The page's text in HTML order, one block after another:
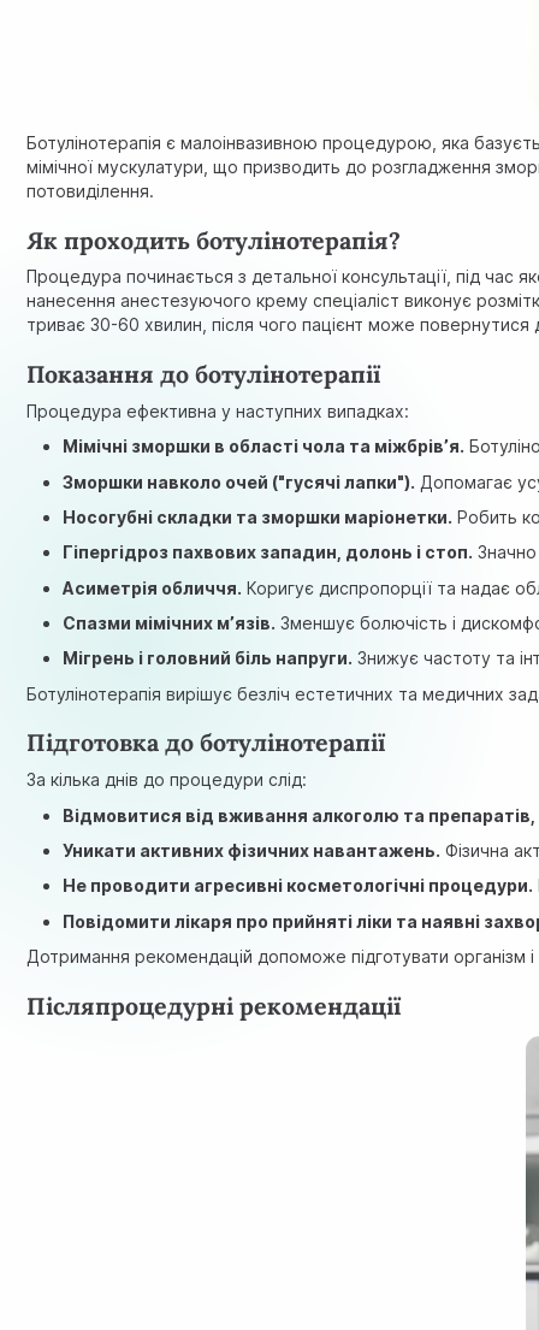
Ботулінотерапія є малоінвазивною процедурою, яка
мімічної мускулатури, що призводить до розгладження
потовиділення.
Як проходить ботулінотерапія?
Процедура починається з детальної консультації, під час
нанесення анестезуючого крему спеціаліст виконує
триває 30-60 хвилин, після чого пацієнт може
Показання до ботулінотерапії
Процедура ефективна у наступних випадках:
Мімічні зморшки в області чола та міжбрів’я.
Зморшки навколо очей ("гусячі лапки"). Допомагає
Носогубні складки та зморшки маріонетки. Робить
Гіпергідроз пахвових западин, долонь і стоп.
Асиметрія обличчя. Коригує диспропорції та надає
Спазми мімічних м’язів. Зменшує болючість і
Мігрень і головний біль напруги. Знижує частоту та
Ботулінотерапія вирішує безліч естетичних та медичних
Підготовка до ботулінотерапії
За кілька днів до процедури слід:
Відмовитися від вживання алкоголю та
Уникати активних фізичних навантажень. Фізична
Не проводити агресивні косметологічні процедури.
Повідомити лікаря про прийняті ліки та наявні
Дотримання рекомендацій допоможе підготувати організм і
Післяпроцедурні рекомендації